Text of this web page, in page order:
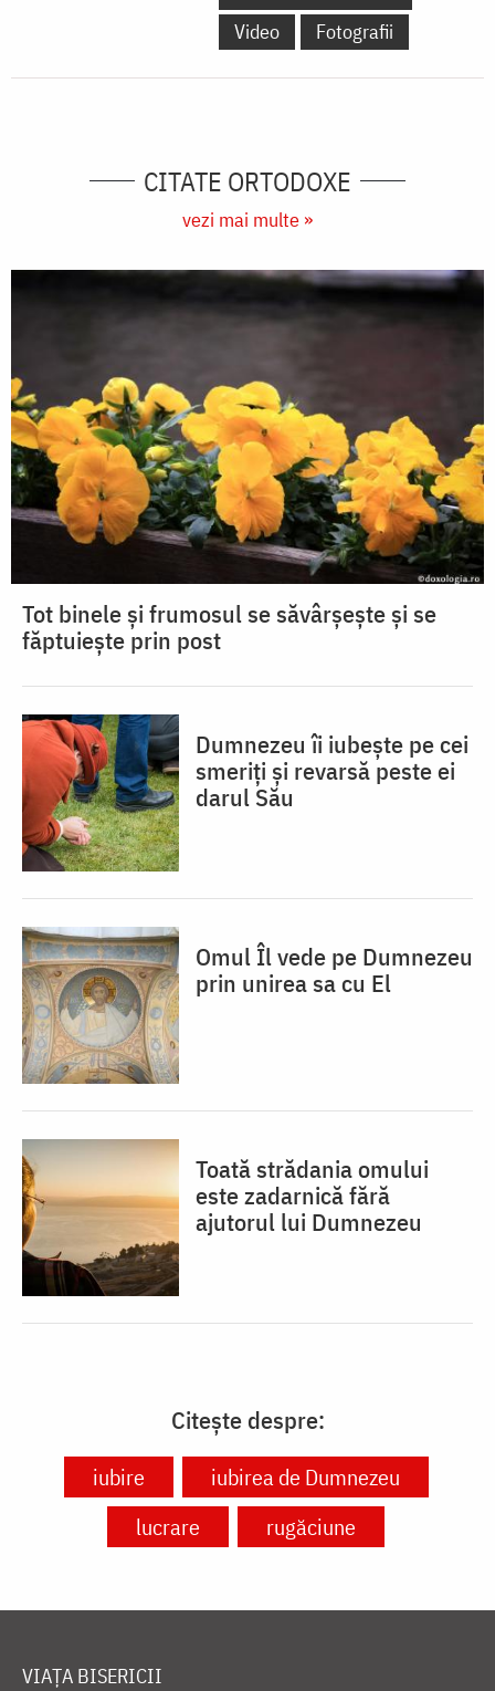
Video
Fotografii
CITATE ORTODOXE
vezi mai multe »
Tot binele și frumosul se săvârșește și se
făptuiește prin post
Dumnezeu îi iubește pe cei
smeriți și revarsă peste ei
darul Său
Omul Îl vede pe Dumnezeu
prin unirea sa cu El
Toată strădania omului
este zadarnică fără
ajutorul lui Dumnezeu
Citește despre:
iubire
iubirea de Dumnezeu
lucrare
rugăciune
VIAȚA BISERICII